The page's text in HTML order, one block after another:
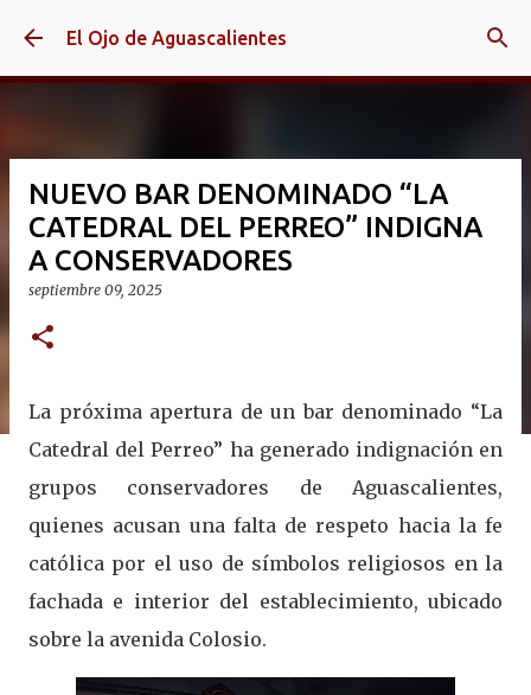
Ir al contenido principal
El Ojo de Aguascalientes
NUEVO BAR DENOMINADO “LA
CATEDRAL DEL PERREO” INDIGNA
A CONSERVADORES
septiembre 09, 2025
La próxima apertura de un bar denominado “La
Catedral del Perreo” ha generado indignación en
grupos conservadores de Aguascalientes,
quienes acusan una falta de respeto hacia la fe
católica por el uso de símbolos religiosos en la
fachada e interior del establecimiento, ubicado
sobre la avenida Colosio.